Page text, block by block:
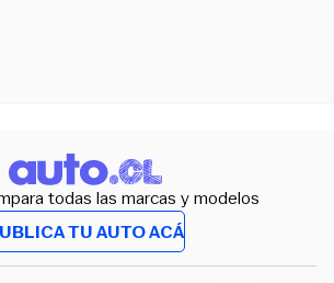
todas las marcas y modelos
TU AUTO ACÁ